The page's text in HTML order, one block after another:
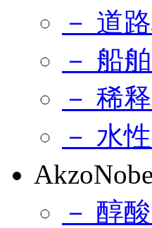
－ 道
－ 船
－ 稀
－ 水
－ 醇